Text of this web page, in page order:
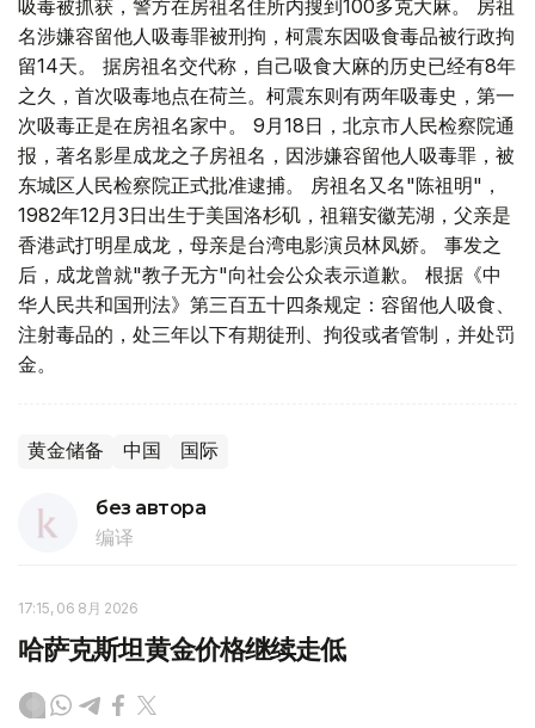
吸毒被抓获，警方在房祖名住所内搜到100多克大麻。 房祖
名涉嫌容留他人吸毒罪被刑拘，柯震东因吸食毒品被行政拘
留14天。 据房祖名交代称，自己吸食大麻的历史已经有8年
之久，首次吸毒地点在荷兰。柯震东则有两年吸毒史，第一
次吸毒正是在房祖名家中。 9月18日，北京市人民检察院通
报，著名影星成龙之子房祖名，因涉嫌容留他人吸毒罪，被
东城区人民检察院正式批准逮捕。 房祖名又名"陈祖明"，
1982年12月3日出生于美国洛杉矶，祖籍安徽芜湖，父亲是
香港武打明星成龙，母亲是台湾电影演员林凤娇。 事发之
后，成龙曾就"教子无方"向社会公众表示道歉。 根据《中
华人民共和国刑法》第三百五十四条规定：容留他人吸食、
注射毒品的，处三年以下有期徒刑、拘役或者管制，并处罚
金。
黄金储备 中国 国际
без автора
编译
17:15, 06 8月 2026
哈萨克斯坦黄金价格继续走低